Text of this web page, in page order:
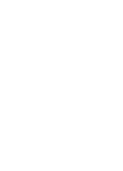
madde olacaktır.